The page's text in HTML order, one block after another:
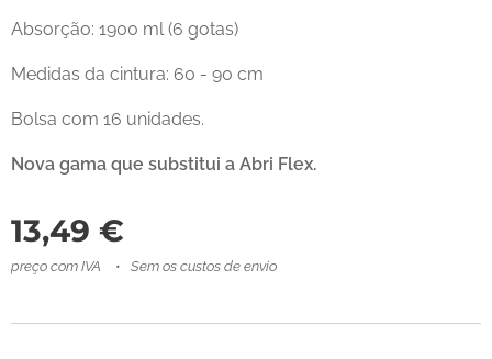
Absorção: 1900 ml (6 gotas)
Medidas da cintura: 60 - 90 cm
Bolsa com 16 unidades.
Nova gama que substitui a Abri Flex.
13,49 €
preço com IVA Sem os custos de envio